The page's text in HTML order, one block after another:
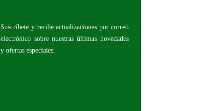
Suscríbete y recibe actualizaciones por correo
electrónico sobre nuestras últimas novedades
y ofertas especiales.